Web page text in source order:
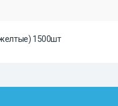
желтые) 1500шт